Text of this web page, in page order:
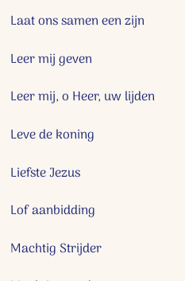
Laat ons samen een zijn
Leer mij geven
Leer mij, o Heer, uw lijden
Leve de koning
Liefste Jezus
Lof aanbidding
Machtig Strijder